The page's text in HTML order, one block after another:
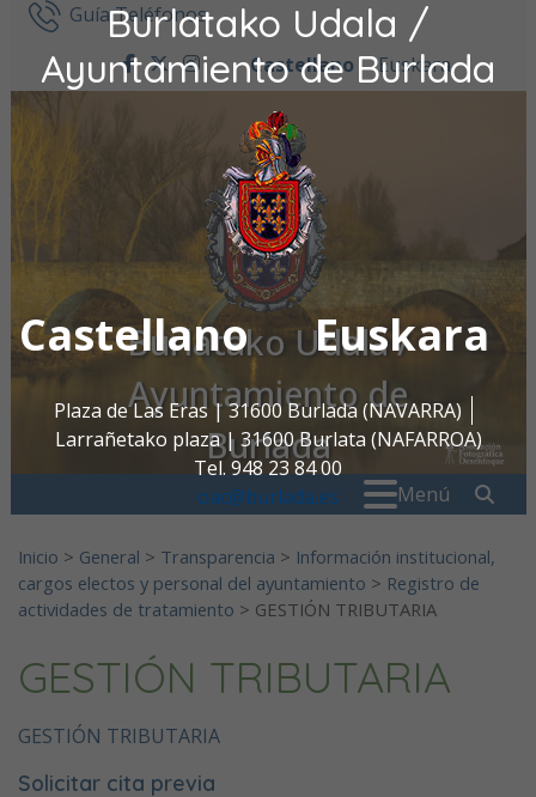
Burlatako Udala /
Ayuntamiento de Burlada
Castellano Euskara
Plaza de Las Eras | 31600 Burlada (NAVARRA)
Larrañetako plaza | 31600 Burlata (NAFARROA)
Tel. 948 23 84 00
oac@burlada.es
Ir al contenidoGuía Teléfonos
facebook
twitter
instagram
Castellano Euskara
Burlatako Udala /
Ayuntamiento de
Burlada
Menú
Inicio > General > Transparencia > Información institucional,
cargos electos y personal del ayuntamiento > Registro de
actividades de tratamiento > GESTIÓN TRIBUTARIA
GESTIÓN TRIBUTARIA
GESTIÓN TRIBUTARIA
Solicitar cita previa